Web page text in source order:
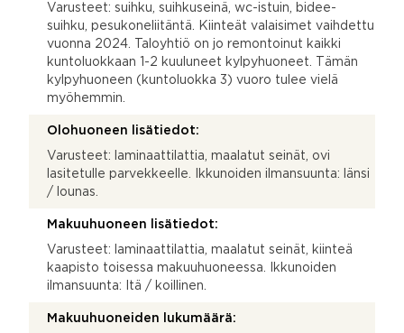
Varusteet: suihku, suihkuseinä, wc-istuin, bidee-
suihku, pesukoneliitäntä. Kiinteät valaisimet vaihdettu
vuonna 2024. Taloyhtiö on jo remontoinut kaikki
kuntoluokkaan 1-2 kuuluneet kylpyhuoneet. Tämän
kylpyhuoneen (kuntoluokka 3) vuoro tulee vielä
myöhemmin.
Olohuoneen lisätiedot:
Varusteet: laminaattilattia, maalatut seinät, ovi
lasitetulle parvekkeelle. Ikkunoiden ilmansuunta: länsi
/ lounas.
Makuuhuoneen lisätiedot:
Varusteet: laminaattilattia, maalatut seinät, kiinteä
kaapisto toisessa makuuhuoneessa. Ikkunoiden
ilmansuunta: Itä / koillinen.
Makuuhuoneiden lukumäärä: